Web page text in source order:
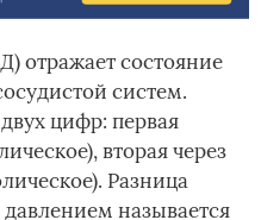
отражает состояние
систем.
цифр: первая
вторая через
Разница
называется